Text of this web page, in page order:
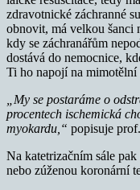
zdravotnické záchranné
obnovit, má velkou šanci
kdy se záchranářům
dostává do nemocnice,
Ti ho napojí na mimotělní
„My se postaráme o
procentech ischemická
myokardu,“ popisuje
Na katetrizačním sále
nebo zúženou koronární